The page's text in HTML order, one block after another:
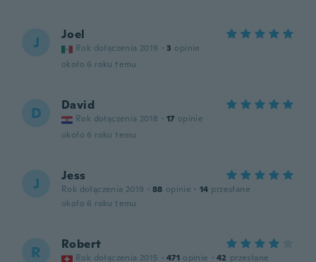
J Joel
Rok dołączenia 2019 · 3 opinie
około 6 roku temu
D David
Rok dołączenia 2018 · 17 opinie
około 6 roku temu
J Jess
Rok dołączenia 2019 · 88 opinie · 14 przesłane
około 6 roku temu
R Robert
Rok dołączenia 2015 · 471 opinie · 42 przesłane